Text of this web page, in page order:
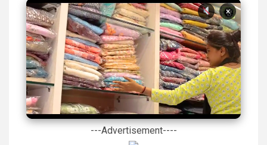
×
---Advertisement----